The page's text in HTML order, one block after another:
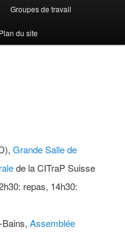
Groupes de travail
Plan du site
Grande Salle de
de la CITraP Suisse
repas, 14h30:
Assemblée